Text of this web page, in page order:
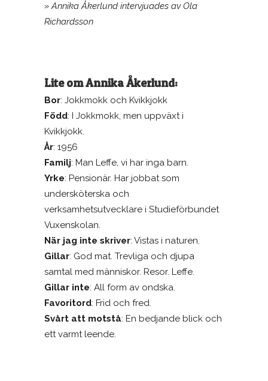
»Annika Åkerlund intervjuades av Ola
Richardsson
Lite om Annika Åkerlund:
Bor: Jokkmokk och Kvikkjokk
Född: I Jokkmokk, men uppväxt i
Kvikkjokk.
År: 1956
Familj: Man Leffe, vi har inga barn.
Yrke: Pensionär. Har jobbat som
undersköterska och
verksamhetsutvecklare i Studieförbundet
Vuxenskolan.
När jag inte skriver: Vistas i naturen.
Gillar: God mat. Trevliga och djupa
samtal med människor. Resor. Leffe.
Gillar inte: All form av ondska.
Favoritord: Frid och fred.
Svårt att motstå: En bedjande blick och
ett varmt leende.